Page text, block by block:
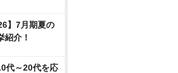
】7月期夏の
紹介！
代～20代を応